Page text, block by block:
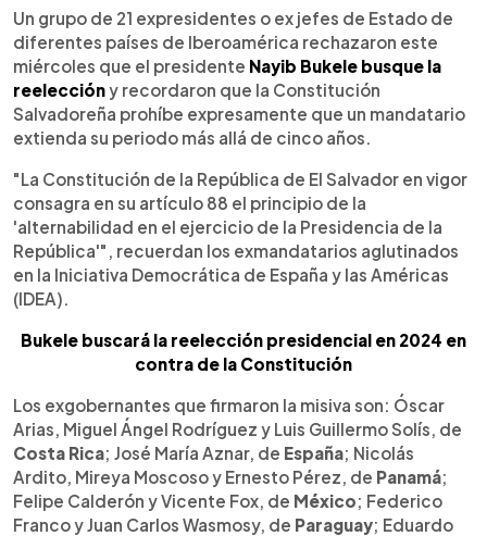
Escuchar artículo
Un grupo de 21 expresidentes o ex jefes de Estado de
diferentes países de Iberoamérica rechazaron este
miércoles que el presidente Nayib Bukele busque la
reeleccióny recordaron que la Constitución
Salvadoreña prohíbe expresamente que un mandatario
extienda su periodo más allá de cinco años.
"La Constitución de la República de El Salvador en vigor
consagra en su artículo 88 el principio de la
'alternabilidad en el ejercicio de la Presidencia de la
República'", recuerdan los exmandatarios aglutinados
en la Iniciativa Democrática de España y las Américas
(IDEA).
Bukele buscará la reelección presidencial en 2024 en
contra de la Constitución
Los exgobernantes que firmaron la misiva son: Óscar
Arias, Miguel Ángel Rodríguez y Luis Guillermo Solís, de
Costa Rica; José María Aznar, de España; Nicolás
Ardito, Mireya Moscoso y Ernesto Pérez, de Panamá;
Felipe Calderón y Vicente Fox, de México; Federico
Franco y Juan Carlos Wasmosy, de Paraguay; Eduardo